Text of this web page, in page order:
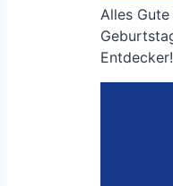
Alles
Entdecker!